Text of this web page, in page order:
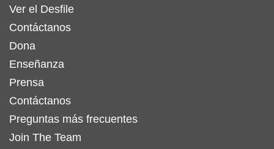
Ver el Desfile
Contáctanos
Dona
Enseñanza
Prensa
Contáctanos
Preguntas más frecuentes
Join The Team